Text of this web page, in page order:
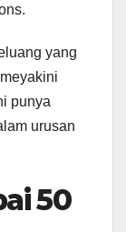
yang
punya
urusan
50